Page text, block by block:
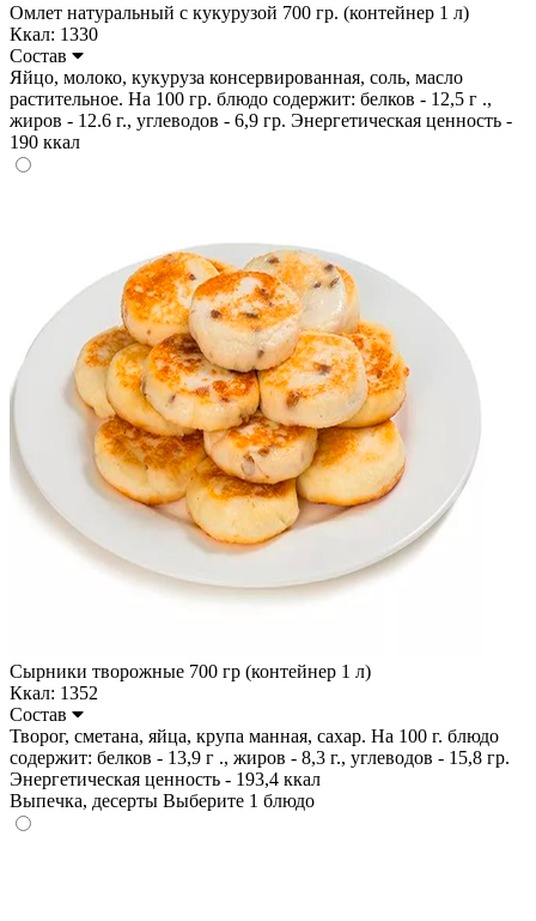
Омлет натуральный с кукурузой 700 гр. (контейнер 1 л)
Ккал: 1330
Состав
Яйцо, молоко, кукуруза консервированная, соль, масло
растительное. На 100 гр. блюдо содержит: белков - 12,5 г .,
жиров - 12.6 г., углеводов - 6,9 гр. Энергетическая ценность -
190 ккал
Сырники творожные 700 гр (контейнер 1 л)
Ккал: 1352
Состав
Творог, сметана, яйца, крупа манная, сахар. На 100 г. блюдо
содержит: белков - 13,9 г ., жиров - 8,3 г., углеводов - 15,8 гр.
Энергетическая ценность - 193,4 ккал
Выпечка, десерты Выберите 1 блюдо